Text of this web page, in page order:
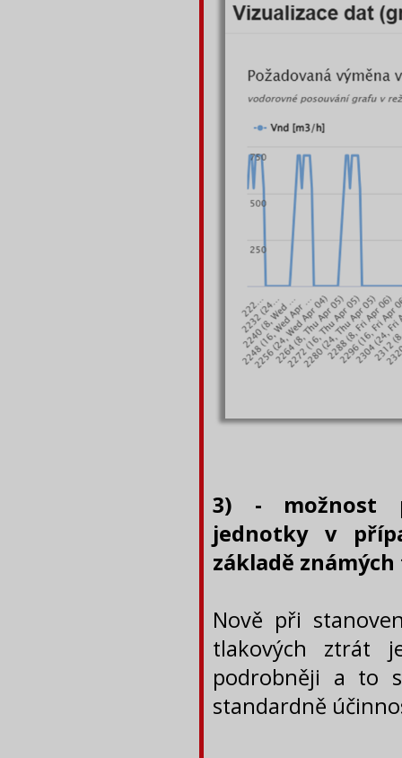
3) - možnost
jednotky v
základě
Nově při
tlakových ztrát
podrobněji a to
standardně